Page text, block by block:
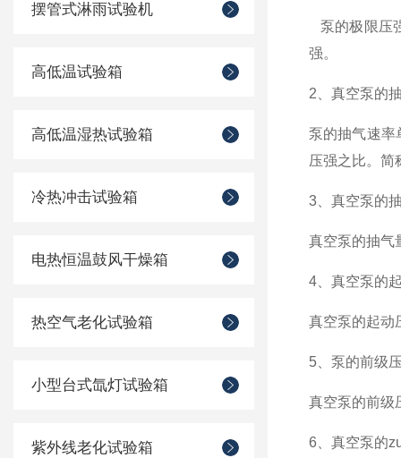
摆管式淋雨试验机
高低温试验箱
高低温湿热试验箱
冷热冲击试验箱
电热恒温鼓风干燥箱
热空气老化试验箱
小型台式氙灯试验箱
紫外线老化试验箱
泵的极限压
强。
2、真空泵的
泵的抽气速率
压强之比。简
3、真空泵的
真空泵的抽气
4、真空泵的
真空泵的起动
5、泵的前级
真空泵的前级
6、真空泵的